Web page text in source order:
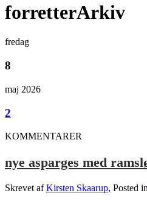
forretterArkiv
fredag
8
maj 2026
2
KOMMENTARER
nye asparges med
Skrevet afKirsten Skaarup, Posted in